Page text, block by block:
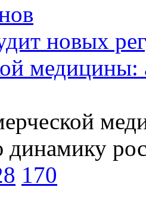
новых
медицины:
170